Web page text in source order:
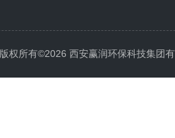
版权所有©2026 西安赢润环保科技集团